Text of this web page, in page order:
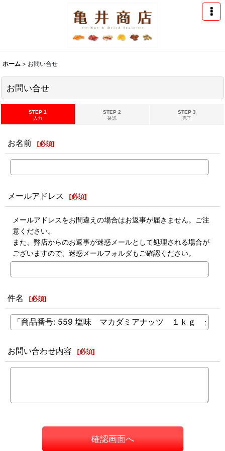
ホーム > お問い合せ
お問い合せ
STEP 1
入力
STEP 2
確認
STEP 3
完了
お名前 [必須]
メールアドレス [必須]
メールアドレスをお間違えの場合はお返事が届きません。ご注
意ください。
また、弊店からのお返事が迷惑メールとして処理される場合が
ございますので、迷惑メールフォルダもご確認ください。
件名 [必須]
お問い合わせ内容 [必須]
確認画面へ